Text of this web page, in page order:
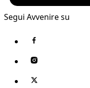
Segui Avvenire su